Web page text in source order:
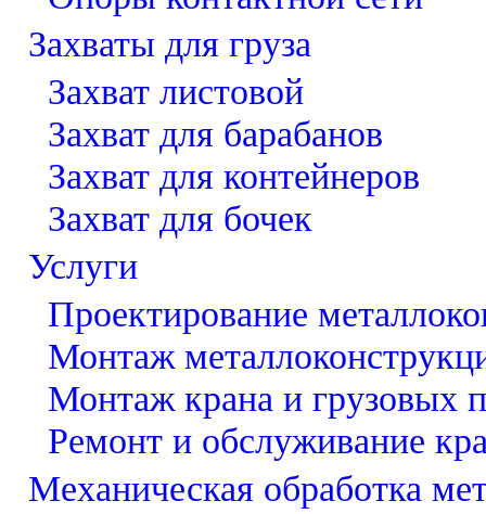
Захваты для груза
Захват листовой
Захват для барабанов
Захват для контейнеров
Захват для бочек
Услуги
Проектирование
Монтаж
Монтаж крана и грузовых
Ремонт и обслуживание
Механическая обработка